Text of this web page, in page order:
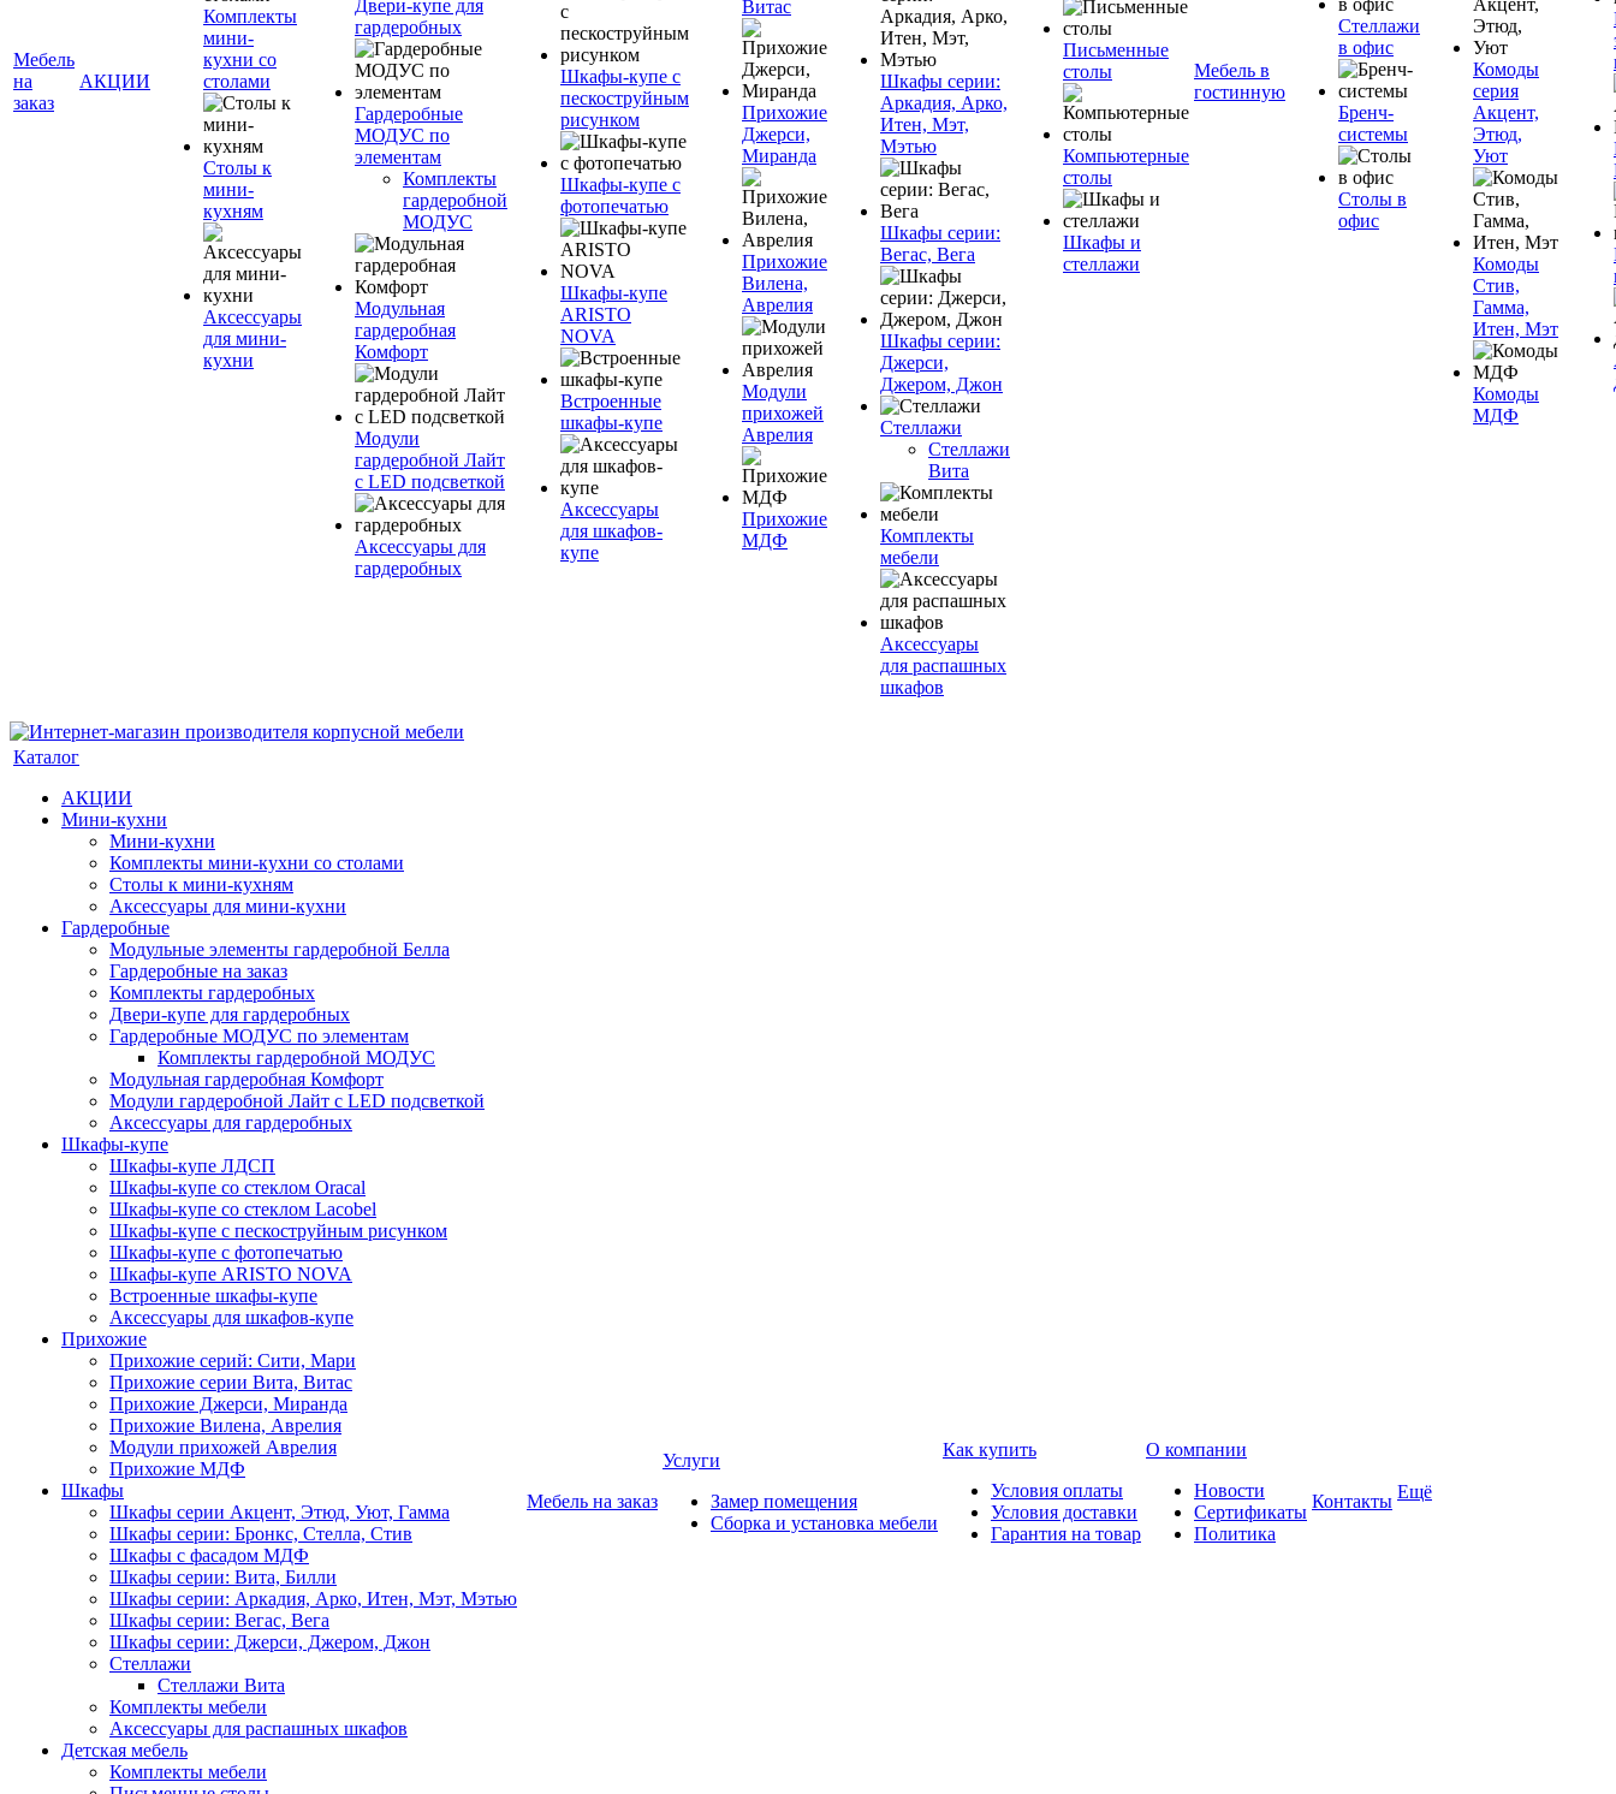
Мебель
на
заказ
АКЦИИ
Комплекты
мини-
кухни со
столами
Столы к
мини-
кухням
Аксессуары
для мини-
кухни
Двери-купе для
гардеробных
Гардеробные
МОДУС по
элементам
Комплекты
гардеробной
МОДУС
Модульная
гардеробная
Комфорт
Модули
гардеробной Лайт
с LED подсветкой
Аксессуары для
гардеробных
Шкафы-купе с
пескоструйным
рисунком
Шкафы-купе с
фотопечатью
Шкафы-купе
ARISTO
NOVA
Встроенные
шкафы-купе
Аксессуары
для шкафов-
купе
Витас
Прихожие
Джерси,
Миранда
Прихожие
Вилена,
Аврелия
Модули
прихожей
Аврелия
Прихожие
МДФ
Шкафы серии:
Аркадия, Арко,
Итен, Мэт,
Мэтью
Шкафы серии:
Вегас, Вега
Шкафы серии:
Джерси,
Джером, Джон
Стеллажи
Стеллажи
Вита
Комплекты
мебели
Аксессуары
для распашных
шкафов
Письменные
столы
Компьютерные
столы
Шкафы и
стеллажи
Мебель в
гостинную
Стеллажи
в офис
Бренч-
системы
Столы в
офис
Комоды
серия
Акцент,
Этюд,
Уют
Комоды
Стив,
Гамма,
Итен, Мэт
Комоды
МДФ
Каталог
АКЦИИ
Мини-кухни
Мини-кухни
Комплекты мини-кухни со столами
Столы к мини-кухням
Аксессуары для мини-кухни
Гардеробные
Модульные элементы гардеробной Белла
Гардеробные на заказ
Комплекты гардеробных
Двери-купе для гардеробных
Гардеробные МОДУС по элементам
Комплекты гардеробной МОДУС
Модульная гардеробная Комфорт
Модули гардеробной Лайт с LED подсветкой
Аксессуары для гардеробных
Шкафы-купе
Шкафы-купе ЛДСП
Шкафы-купе со стеклом Oracal
Шкафы-купе со стеклом Lacobel
Шкафы-купе с пескоструйным рисунком
Шкафы-купе с фотопечатью
Шкафы-купе ARISTO NOVA
Встроенные шкафы-купе
Аксессуары для шкафов-купе
Прихожие
Прихожие серий: Сити, Мари
Прихожие серии Вита, Витас
Прихожие Джерси, Миранда
Прихожие Вилена, Аврелия
Модули прихожей Аврелия
Прихожие МДФ
Шкафы
Шкафы серии Акцент, Этюд, Уют, Гамма
Шкафы серии: Бронкс, Стелла, Стив
Шкафы с фасадом МДФ
Шкафы серии: Вита, Билли
Шкафы серии: Аркадия, Арко, Итен, Мэт, Мэтью
Шкафы серии: Вегас, Вега
Шкафы серии: Джерси, Джером, Джон
Стеллажи
Стеллажи Вита
Комплекты мебели
Аксессуары для распашных шкафов
Детская мебель
Комплекты мебели
Мебель на заказ
Услуги
Замер помещения
Сборка и установка мебели
Как купить
Условия оплаты
Условия доставки
Гарантия на товар
О компании
Новости
Сертификаты
Политика
Контакты Ещё